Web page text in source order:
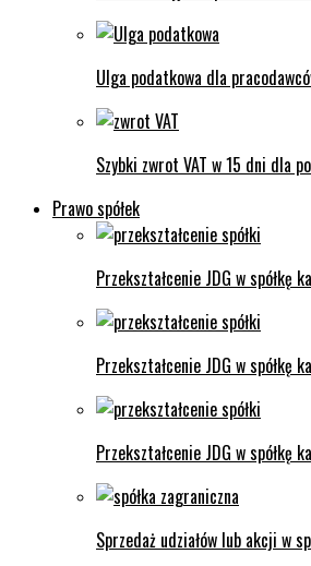
Ulga podatkowa dla
Szybki zwrot VAT w 15 dni dla
Prawo spółek
Przekształcenie JDG w
Przekształcenie JDG w spółkę
Przekształcenie JDG w spółkę
Sprzedaż udziałów lub akcji w